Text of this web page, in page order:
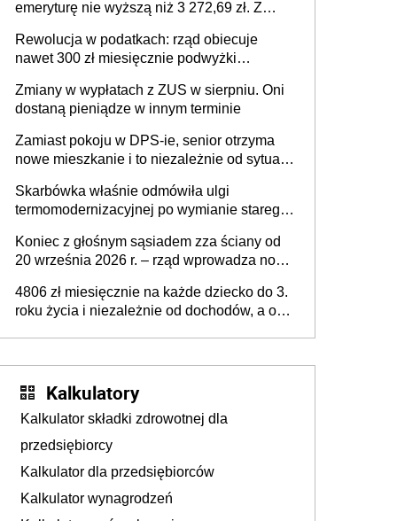
emeryturę nie wyższą niż 3 272,69 zł. Z
spóźnialscy świadczenia nie otrzymają
Rewolucja w podatkach: rząd obiecuje
nawet 300 zł miesięcznie podwyżki
Zmiany w wypłatach z ZUS w sierpniu. Oni
dostaną pieniądze w innym terminie
Zamiast pokoju w DPS-ie, senior otrzyma
nowe mieszkanie i to niezależnie od sytuacji
wsparcia dla osób po 60 roku życia
Skarbówka właśnie odmówiła ulgi
termomodernizacyjnej po wymianie starego
Koniec z głośnym sąsiadem zza ściany od
20 września 2026 r. – rząd wprowadza nowe
mieszkańców
4806 zł miesięcznie na każde dziecko do 3.
roku życia i niezależnie od dochodów, a od
Polsce
Kalkulatory
Kalkulator składki zdrowotnej dla
przedsiębiorcy
Kalkulator dla przedsiębiorców
Kalkulator wynagrodzeń